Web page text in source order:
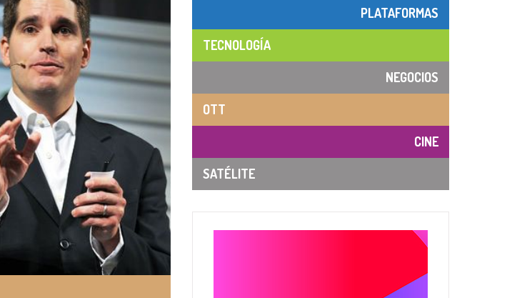
PLATAFORMAS
TECNOLOGÍA
NEGOCIOS
OTT
CINE
SATÉLITE